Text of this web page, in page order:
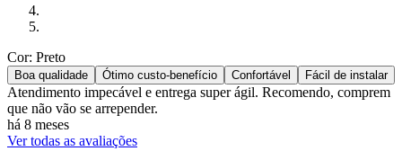
Cor: Preto
Boa qualidade Ótimo custo-benefício Confortável Fácil de instalar
Atendimento impecável e entrega super ágil. Recomendo, comprem
que não vão se arrepender.
há 8 meses
Ver todas as avaliações